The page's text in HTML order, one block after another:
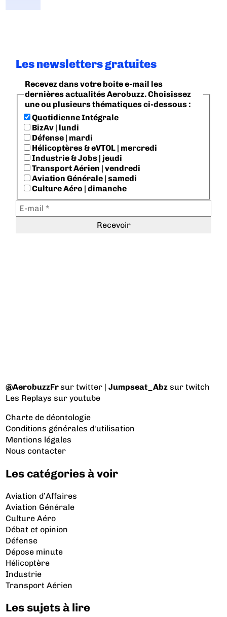
Les newsletters gratuites
Recevez dans votre boite e-mail les
dernières actualités Aerobuzz. Choisissez
une ou plusieurs thématiques ci-dessous :
Quotidienne Intégrale
BizAv | lundi
Défense | mardi
Hélicoptères & eVTOL | mercredi
Industrie & Jobs | jeudi
Transport Aérien | vendredi
Aviation Générale | samedi
Culture Aéro | dimanche
@AerobuzzFrsur twitter |Jumpseat_Abz sur twitch
Les Replays sur youtube
Charte de déontologie
Conditions générales d'utilisation
Mentions légales
Nous contacter
Les catégories à voir
Aviation d’Affaires
Aviation Générale
Culture Aéro
Débat et opinion
Défense
Dépose minute
Hélicoptère
Industrie
Transport Aérien
Les sujets à lire